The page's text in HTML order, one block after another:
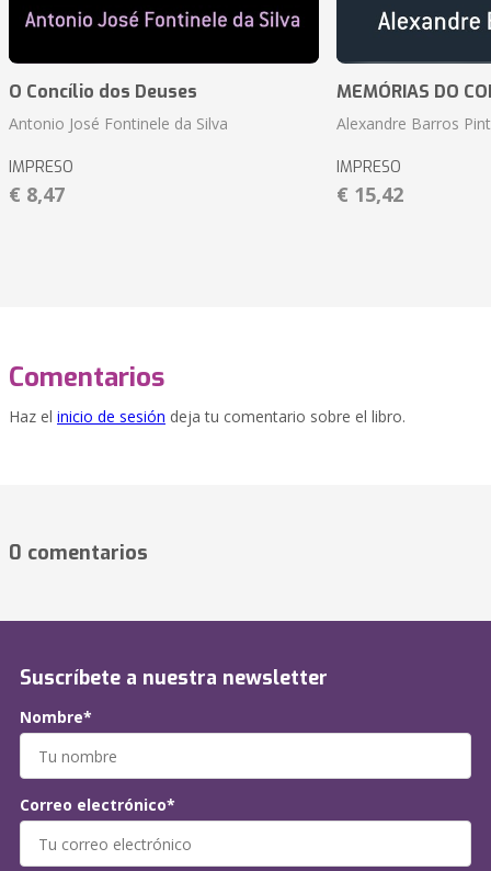
O Concílio dos Deuses
Antonio José Fontinele da Silva
IMPRESO
€ 8,47
MEMÓRIAS DO
Alexandre Barros
IMPRESO
€ 15,42
Comentarios
Haz el inicio de sesión deja tu comentario sobre el libro.
0 comentarios
Suscríbete a nuestra newsletter
Nombre*
Correo electrónico*